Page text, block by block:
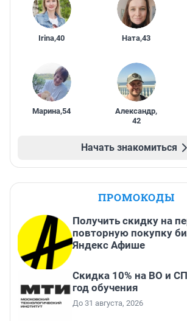
Irina,40 Ната,43
Марина,54 Александр,
42
Начать знакомиться
ПРОМОКОДЫ
Получить скидку на
повторную покупку
Яндекс Афише
Скидка 10% на ВО и
год обучения
До 31 августа, 2026